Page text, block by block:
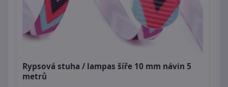
Rypsová stuha / lampas šíře 10 mm návin 5
metrů